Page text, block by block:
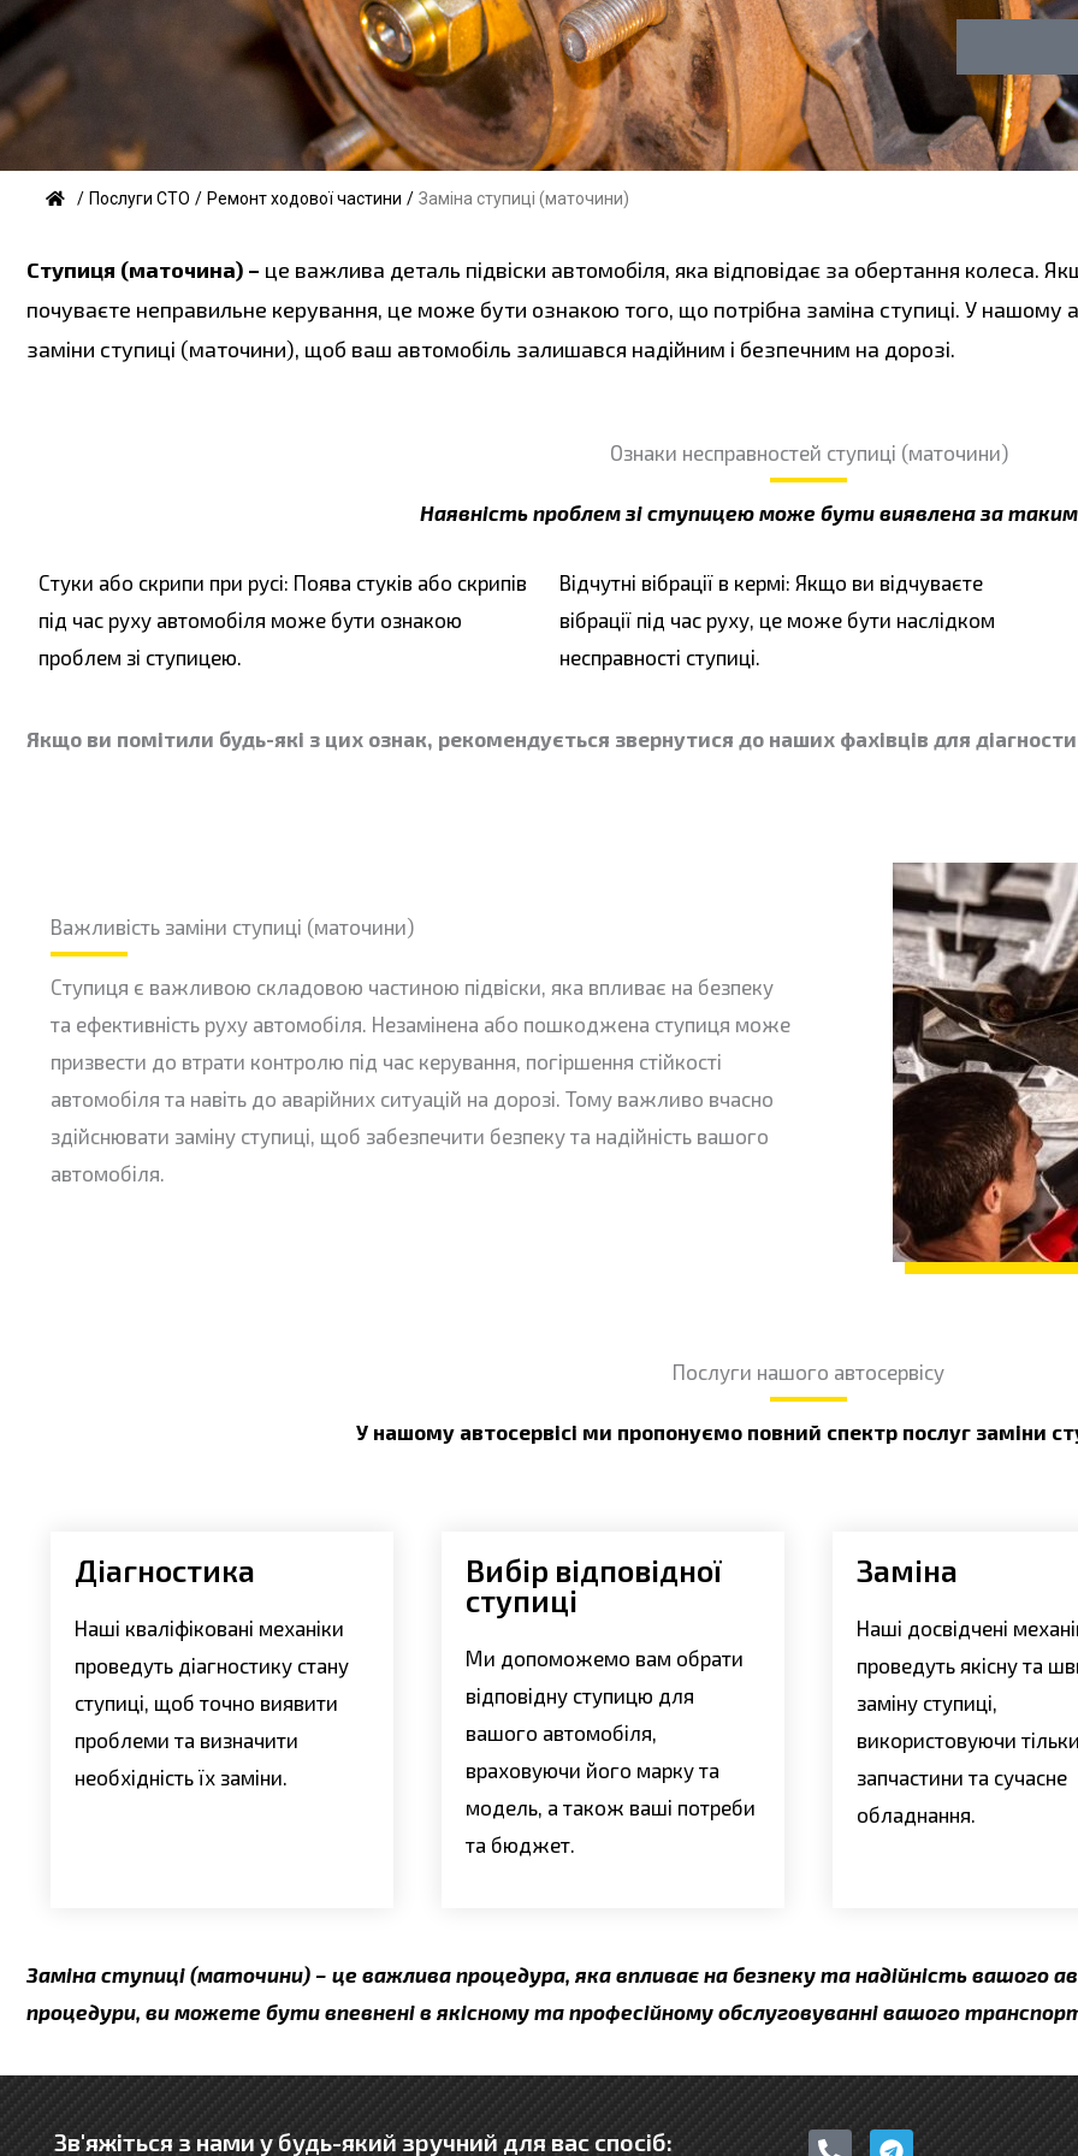
о
н
л
у
а
/ Послуги СТО / Ремонт ходової частини / Заміна ступиці (маточини)
Ступиця (маточина) – це важлива деталь підвіски автомобіля, яка відповідає за обертання колеса.
почуваєте неправильне керування, це може бути ознакою того, що потрібна заміна ступиці. У нашому
заміни ступиці (маточини), щоб ваш автомобіль залишався надійним і безпечним на дорозі.
Ознаки несправностей ступиці (маточини)
Наявність проблем зі ступицею може бути виявлена за
Стуки або скрипи при русі: Поява стуків або скрипів
під час руху автомобіля може бути ознакою
проблем зі ступицею.
Відчутні вібрації в кермі: Якщо ви відчуваєте
вібрації під час руху, це може бути наслідком
несправності ступиці.
Якщо ви помітили будь-які з цих ознак, рекомендується звернутися до наших фахівців для
Важливість заміни ступиці (маточини)
Ступиця є важливою складовою частиною підвіски, яка впливає на безпеку
та ефективність руху автомобіля. Незамінена або пошкоджена ступиця може
призвести до втрати контролю під час керування, погіршення стійкості
автомобіля та навіть до аварійних ситуацій на дорозі. Тому важливо вчасно
здійснювати заміну ступиці, щоб забезпечити безпеку та надійність вашого
автомобіля.
Послуги нашого автосервісу
У нашому автосервісі ми пропонуємо повний спектр послуг заміни
Діагностика
Наші кваліфіковані механіки
проведуть діагностику стану
ступиці, щоб точно виявити
проблеми та визначити
необхідність їх заміни.
Вибір відповідної
ступиці
Ми допоможемо вам обрати
відповідну ступицю для
вашого автомобіля,
враховуючи його марку та
модель, а також ваші потреби
та бюджет.
Заміна
Наші досвідчені
проведуть якісну та
заміну ступиці,
використовуючи тільки
запчастини та сучасне
обладнання.
Заміна ступиці (маточини) – це важлива процедура, яка впливає на безпеку та надійність вашого
процедури, ви можете бути впевнені в якісному та професійному обслуговуванні вашого
Зв'яжіться з нами у будь-який зручний для вас спосіб:
T